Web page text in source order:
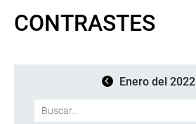
CONTRASTES
Enero del 2022